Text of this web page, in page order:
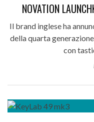
NOVATION
Il brand inglese ha
della quarta
con